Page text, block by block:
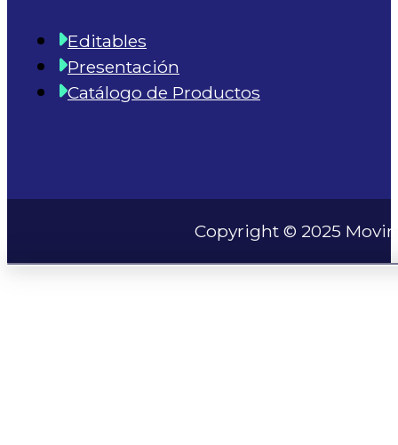
Editables
Presentación
Catálogo de Productos
Copyright © 2025